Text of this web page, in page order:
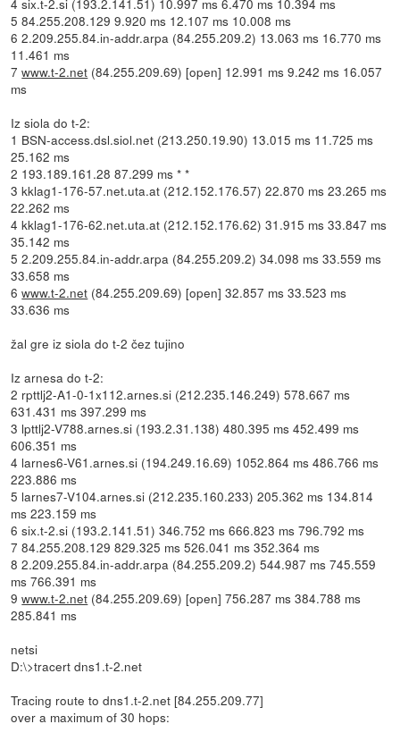
4 six.t-2.si (193.2.141.51) 10.997 ms 6.470 ms 10.394 ms
5 84.255.208.129 9.920 ms 12.107 ms 10.008 ms
6 2.209.255.84.in-addr.arpa (84.255.209.2) 13.063 ms 16.770 ms
11.461 ms
7www.t-2.net (84.255.209.69) [open] 12.991 ms 9.242 ms 16.057
ms
Iz siola do t-2:
1 BSN-access.dsl.siol.net (213.250.19.90) 13.015 ms 11.725 ms
25.162 ms
2 193.189.161.28 87.299 ms * *
3 kklag1-176-57.net.uta.at (212.152.176.57) 22.870 ms 23.265 ms
22.262 ms
4 kklag1-176-62.net.uta.at (212.152.176.62) 31.915 ms 33.847 ms
35.142 ms
5 2.209.255.84.in-addr.arpa (84.255.209.2) 34.098 ms 33.559 ms
33.658 ms
6www.t-2.net (84.255.209.69) [open] 32.857 ms 33.523 ms
33.636 ms
žal gre iz siola do t-2 čez tujino
Iz arnesa do t-2:
2 rpttlj2-A1-0-1x112.arnes.si (212.235.146.249) 578.667 ms
631.431 ms 397.299 ms
3 lpttlj2-V788.arnes.si (193.2.31.138) 480.395 ms 452.499 ms
606.351 ms
4 larnes6-V61.arnes.si (194.249.16.69) 1052.864 ms 486.766 ms
223.886 ms
5 larnes7-V104.arnes.si (212.235.160.233) 205.362 ms 134.814
ms 223.159 ms
6 six.t-2.si (193.2.141.51) 346.752 ms 666.823 ms 796.792 ms
7 84.255.208.129 829.325 ms 526.041 ms 352.364 ms
8 2.209.255.84.in-addr.arpa (84.255.209.2) 544.987 ms 745.559
ms 766.391 ms
9www.t-2.net (84.255.209.69) [open] 756.287 ms 384.788 ms
285.841 ms
netsi
D:\>tracert dns1.t-2.net
Tracing route to dns1.t-2.net [84.255.209.77]
over a maximum of 30 hops: